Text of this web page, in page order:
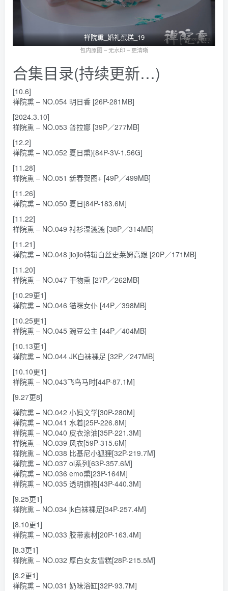
禅院熏_婚礼蛋糕_19
包内原图 – 无水印 – 更清晰
合集目录(持续更新…)
[10.6]
禅院熏 – NO.054 明日香 [26P-281MB]
[2024.3.10]
禅院熏 – NO.053 普拉娜 [39P／277MB]
[12.2]
禅院熏 – NO.052 夏日熏)[84P-3V-1.56G]
[11.28]
禅院熏 – NO.051 新春贺图+ [49P／499MB]
[11.26]
禅院熏 – NO.050 夏日[84P-183.6M]
[11.22]
禅院熏 – NO.049 衬衫湿漉漉 [38P／314MB]
[11.21]
禅院熏 – NO.048 jiojio特辑白丝史莱姆高跟 [20P／171MB]
[11.20]
禅院熏 – NO.047 干物熏 [27P／262MB]
[10.29更1]
禅院熏 – NO.046 猫咪女仆 [44P／398MB]
[10.25更1]
禅院熏 – NO.045 豌豆公主 [44P／404MB]
[10.13更1]
禅院熏 – NO.044 JK白袜裸足 [32P／247MB]
[10.10更1]
禅院熏 – NO.043飞鸟马时[44P-87.1M]
[9.27更8]
禅院熏 – NO.042 小妈文学[30P-280M]
禅院熏 – NO.041 水着[25P-226.8M]
禅院熏 – NO.040 皮衣涂油[35P-221.3M]
禅院熏 – NO.039 风衣[59P-315.6M]
禅院熏 – NO.038 比基尼小狐狸[32P-219.7M]
禅院熏 – NO.037 ol系列[63P-357.6M]
禅院熏 – NO.036 emo熏[23P-164M]
禅院熏 – NO.035 透明旗袍[43P-440.3M]
[9.25更1]
禅院熏 – NO.034 jk白袜裸足[34P-257.4M]
[8.10更1]
禅院熏 – NO.033 胶带素材[20P-163.4M]
[8.3更1]
禅院熏 – NO.032 厚白女友雪糕[28P-215.5M]
[8.2更1]
禅院熏 – NO.031 奶味浴缸[32P-93.7M]